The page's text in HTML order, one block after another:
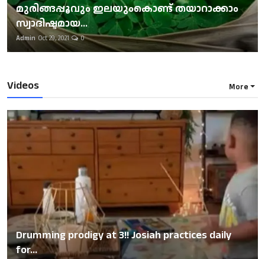
മുരിങ്ങപ്പൂവും ഇലയുംകൊണ്ട് തയാറാക്കാം
സ്വാദിഷ്ടമായ...
Admin Oct 29, 2021 0
Videos More
Drumming prodigy at 3!! Josiah practices daily
for...